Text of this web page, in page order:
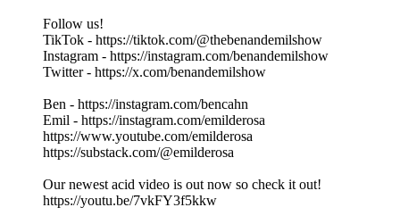
Follow us!
TikTok - https://tiktok.com/@thebenandemilshow
Instagram - https://instagram.com/benandemilshow
Twitter - https://x.com/benandemilshow
Ben - https://instagram.com/bencahn
Emil - https://instagram.com/emilderosa
https://www.youtube.com/emilderosa
https://substack.com/@emilderosa
Our newest acid video is out now so check it out!
https://youtu.be/7vkFY3f5kkw